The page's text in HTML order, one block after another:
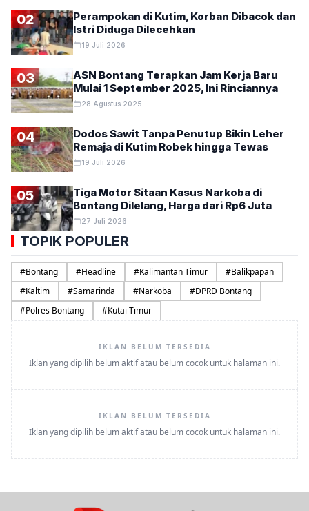
02
Perampokan di Kutim, Korban Dibacok dan
Istri Diduga Dilecehkan
19 Juli 2026
03
ASN Bontang Terapkan Jam Kerja Baru
Mulai 1 September 2025, Ini Rinciannya
28 Agustus 2025
04
Dodos Sawit Tanpa Penutup Bikin Leher
Remaja di Kutim Robek hingga Tewas
19 Juli 2026
05
Tiga Motor Sitaan Kasus Narkoba di
Bontang Dilelang, Harga dari Rp6 Juta
27 Juli 2026
TOPIK POPULER
#Bontang #Headline #Kalimantan Timur #Balikpapan
#Kaltim #Samarinda #Narkoba #DPRD Bontang
#Polres Bontang #Kutai Timur
IKLAN BELUM TERSEDIA
Iklan yang dipilih belum aktif atau belum cocok untuk halaman ini.
IKLAN BELUM TERSEDIA
Iklan yang dipilih belum aktif atau belum cocok untuk halaman ini.